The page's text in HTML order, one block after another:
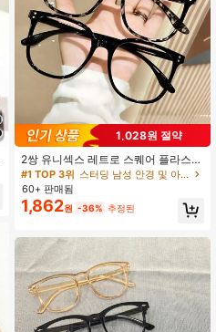
1,028원 절약
2쌍 유니섹스 레트로 스퀘어 플라스틱
프레임 보헤미안 스타일 패션 투명 안
경 세트 액세서리
#1 TOP 3위
스터딩 남성 안경 및 아이웨어 액세서리
60+ 판매됨
1,862원 -36% 추정된